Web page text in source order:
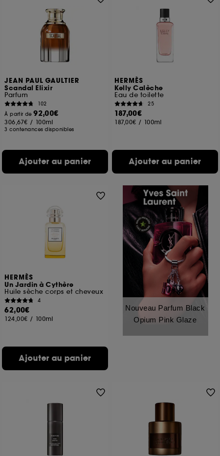
JEAN PAUL GAULTIER
Scandal Elixir
Parfum
102
À partir de92,00€
306,67€ / 100ml
3 contenances disponibles
Ajouter au panier
HERMÈS
Kelly Calèche
Eau de toilette
25
187,00€
187,00€ / 100ml
Ajouter au panier
HERMÈS
Un Jardin à Cythère
Huile sèche corps et cheveux
4
62,00€
124,00€ / 100ml
Ajouter au panier
Nouveau Parfum Black
Opium Pink Glaze